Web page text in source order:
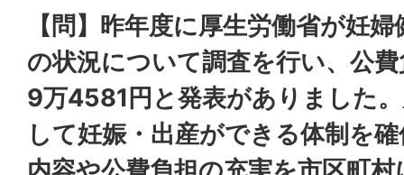
【問】昨年度に厚生労働省が妊
の状況について調査を行い、公
9万4581円と発表がありました
して妊娠・出産ができる体制を